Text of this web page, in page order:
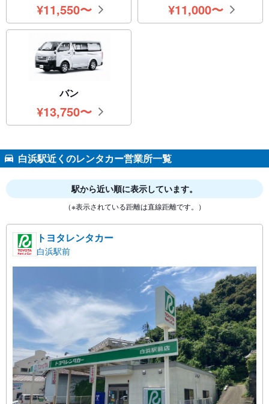
¥11,550
円〜 ¥11,000
円〜
バン
¥13,750
円〜
白浜駅近くのレンタカー営業所一覧
駅から近い順に表示しています。
（※表示されている距離は直線距離です。）
トヨタレンタカー
白浜駅前